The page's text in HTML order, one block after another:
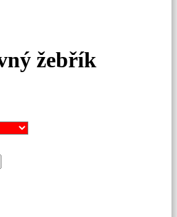
žebřík